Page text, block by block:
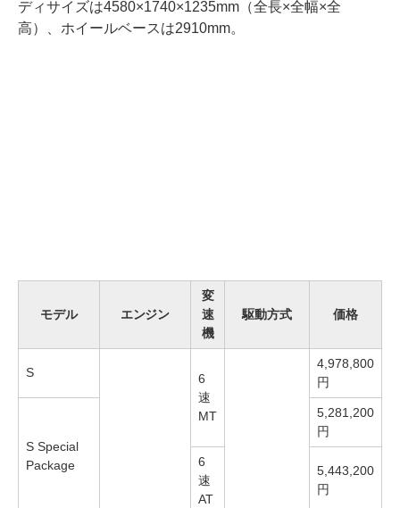
ディサイズは4580×1740×1235mm（全長×全幅×全
高）、ホイールベースは2910mm。
モデル エンジン
変
速
機
駆動方式 価格
S
6
速
MT
4,978,800
円
S Special
Package
5,281,200
円
6
速
AT
5,443,200
円